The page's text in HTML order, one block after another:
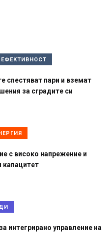
спестяват пари и вземат
за сградите си
с високо напрежение и
интегрирано управление на